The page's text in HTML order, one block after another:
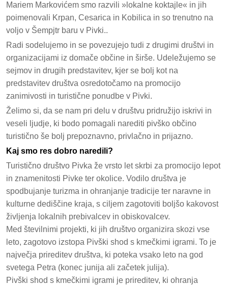
Mariem Markovićem smo razvili »lokalne koktajle« in jih
poimenovali Krpan, Cesarica in Kobilica in so trenutno na
voljo v Šempjtr baru v Pivki..
Radi sodelujemo in se povezujejo tudi z drugimi društvi in
organizacijami iz domače občine in širše. Udeležujemo se
sejmov in drugih predstavitev, kjer se bolj kot na
predstavitev društva osredotočamo na promocijo
zanimivosti in turistične ponudbe v Pivki.
Želimo si, da se nam pri delu v društvu pridružijo iskrivi in
veseli ljudje, ki bodo pomagali narediti pivško občino
turistično še bolj prepoznavno, privlačno in prijazno.
Kaj smo res dobro naredili?
Turistično društvo Pivka že vrsto let skrbi za promocijo lepot
in znamenitosti Pivke ter okolice. Vodilo društva je
spodbujanje turizma in ohranjanje tradicije ter naravne in
kulturne dediščine kraja, s ciljem zagotoviti boljšo kakovost
življenja lokalnih prebivalcev in obiskovalcev.
Med številnimi projekti, ki jih društvo organizira skozi vse
leto, zagotovo izstopa Pivški shod s kmečkimi igrami. To je
največja prireditev društva, ki poteka vsako leto na god
svetega Petra (konec junija ali začetek julija).
Pivški shod s kmečkimi igrami je prireditev, ki ohranja